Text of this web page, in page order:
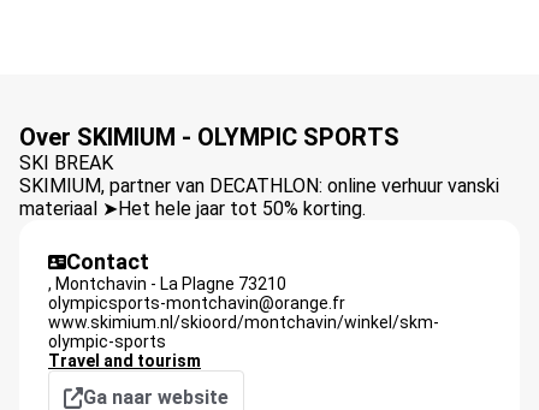
Over SKIMIUM - OLYMPIC SPORTS
SKI BREAK
SKIMIUM, partner van DECATHLON: online verhuur vanski
materiaal ➤Het hele jaar tot 50% korting.
Contact
, Montchavin - La Plagne 73210
olympicsports-montchavin@orange.fr
www.skimium.nl/skioord/montchavin/winkel/skm-
olympic-sports
Travel and tourism
Ga naar website